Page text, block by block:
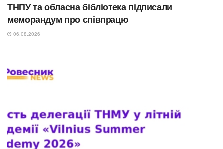
ТНПУ та обласна бібліотека підписали
меморандум про співпрацю
06.08.2026